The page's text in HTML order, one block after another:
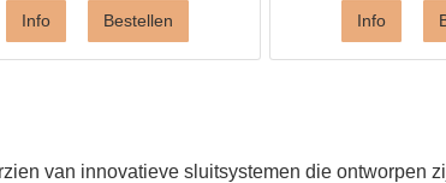
van innovatieve sluitsystemen die ontworpen